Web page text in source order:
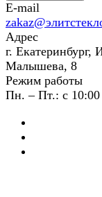
E-mail
Адрес
г.
Малышева, 8
Режим работы
Пн. – Пт.: с 10:00